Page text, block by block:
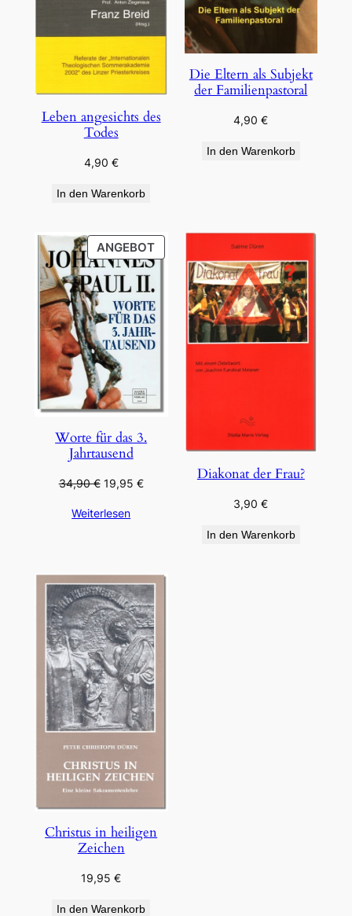
Leben angesichts des
Todes
4,90 €
In den Warenkorb
Die Eltern als Subjekt
der Familienpastoral
4,90€
In den Warenkorb
ANGEBOTPRODUKT
IM
ANGEBOT
Worte für das 3.
Jahrtausend
34,90€ Ursprünglicher
war:
19,95 €Aktueller
Weiterlesen
Diakonat der Frau?
3,90€
In den Warenkorb
Christus in heiligen
Zeichen
19,95€
In den Warenkorb